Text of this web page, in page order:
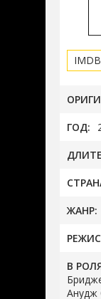
ГОД:
ЖАНР:
В
Анудж